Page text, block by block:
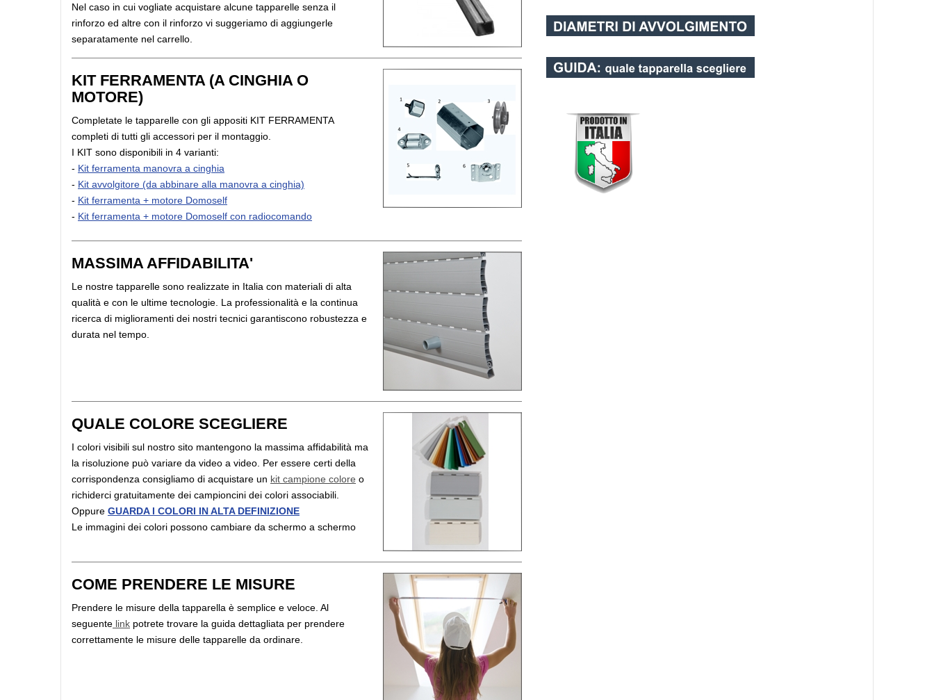
Nel caso in cui vogliate acquistare alcune tapparelle senza il
rinforzo ed altre con il rinforzo vi suggeriamo di aggiungerle
separatamente nel carrello.
KIT FERRAMENTA (A CINGHIA O
MOTORE)
Completate le tapparelle con gli appositi KIT FERRAMENTA
completi di tutti gli accessori per il montaggio.
I KIT sono disponibili in 4 varianti:
- Kit ferramenta manovra a cinghia
- Kit avvolgitore (da abbinare alla manovra a cinghia)
- Kit ferramenta + motore Domoself
- Kit ferramenta + motore Domoself con radiocomando
MASSIMA AFFIDABILITA'
Le nostre tapparelle sono realizzate in Italia con materiali di alta
qualità e con le ultime tecnologie. La professionalità e la continua
ricerca di miglioramenti dei nostri tecnici garantiscono robustezza e
durata nel tempo.
QUALE COLORE SCEGLIERE
I colori visibili sul nostro sito mantengono la massima affidabilità ma
la risoluzione può variare da video a video. Per essere certi della
corrispondenza consigliamo di acquistare un kit campione colore o
richiderci gratuitamente dei campioncini dei colori associabili.
Oppure GUARDA I COLORI IN ALTA DEFINIZIONE
Le immagini dei colori possono cambiare da schermo a schermo
COME PRENDERE LE MISURE
Prendere le misure della tapparella è semplice e veloce. Al
seguente link potrete trovare la guida dettagliata per prendere
correttamente le misure delle tapparelle da ordinare.